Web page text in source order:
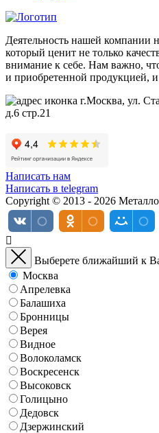
Деятельность нашей компании
который ценит не только
внимание к себе. Нам важно,
и приобретенной продукцией,
г.Москва, ул.
д.6 стр.21
Написать нам
Написать в telegram
Copyright © 2013 - 2026
Выберете ближайший к
Москва
Апрелевка
Балашиха
Бронницы
Верея
Видное
Волоколамск
Воскресенск
Высоковск
Голицыно
Дедовск
Дзержинский